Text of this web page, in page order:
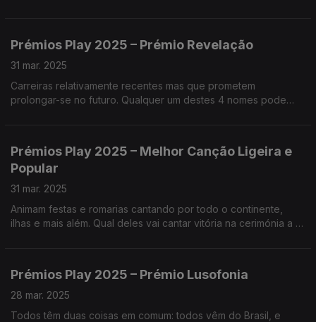
Prémios Play 2025 – Prémio Revelação
31 mar. 2025
Carreiras relativamente recentes mas que prometem
prolongar-se no futuro. Qualquer um destes 4 nomes pode
Prémios Play 2025 – Melhor Canção Ligeira e
Popular
31 mar. 2025
Animam festas e romarias cantando por todo o continente,
ilhas e mais além. Qual deles vai cantar vitória na cerimónia a 3
Prémios Play 2025 – Prémio Lusofonia
28 mar. 2025
Todos têm duas coisas em comum: todos vêm do Brasil, e